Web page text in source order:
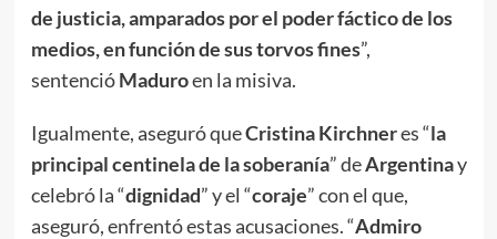
de justicia, amparados por el poder fáctico de los
medios, en función de sus torvos fines”,
sentencióMaduroen la misiva.
Igualmente, aseguró queCristina Kirchneres “la
principal centinela de la soberanía” deArgentinay
celebró la “dignidad” y el “coraje” con el que,
aseguró, enfrentó estas acusaciones. “Admiro